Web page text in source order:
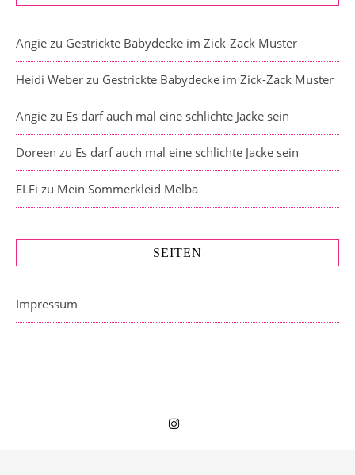
Angie zu Gestrickte Babydecke im Zick-Zack Muster
Heidi Weber zu Gestrickte Babydecke im Zick-Zack Muster
Angie zu Es darf auch mal eine schlichte Jacke sein
Doreen zu Es darf auch mal eine schlichte Jacke sein
ELFi zu Mein Sommerkleid Melba
SEITEN
Impressum